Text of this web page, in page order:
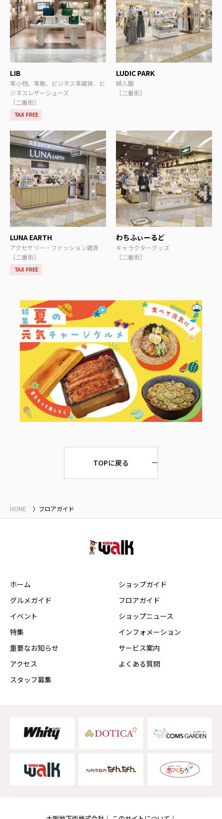
LIB
革小物、革鞄、ビジネス革雑貨、ビ
ジネスレザーシューズ
［二番街］
TAX FREE
LUDIC PARK
婦人服
［二番街］
LUNA EARTH
アクセサリー・ファッション雑貨
［二番街］
TAX FREE
わちふぃーるど
キャラクターグッズ
［二番街］
TOPに戻る
HOME フロアガイド
ホーム
グルメガイド
イベント
特集
重要なお知らせ
アクセス
スタッフ募集
ショップガイド
フロアガイド
ショップニュース
インフォメーション
サービス案内
よくある質問